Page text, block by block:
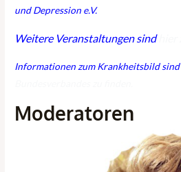
und Depression e.V.
Weitere Veranstaltungen sind
Informationen zum Krankheitsbild sind
Moderatoren